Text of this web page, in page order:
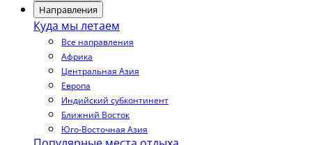
Направления
Куда мы летаем
Все направления
Африка
Центральная Азия
Европа
Индийский субконтинент
Ближний Восток
Юго-Восточная Азия